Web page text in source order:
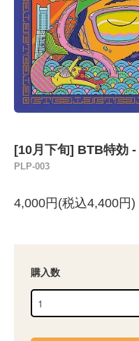
[10月下旬] BTB特効
PLP-003
4,000円(税込4,400円)
購入数